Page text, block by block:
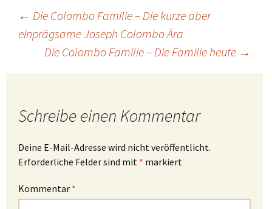
Beitragsnavigation
← Die Colombo Familie – Die kurze aber
einprägsame Joseph Colombo Ära
Die Colombo Familie – Die Familie heute →
Schreibe einen Kommentar
Deine E-Mail-Adresse wird nicht veröffentlicht.
Erforderliche Felder sind mit * markiert
Kommentar *